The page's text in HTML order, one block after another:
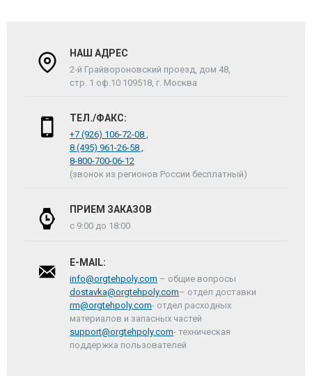
НАШ АДРЕС
2-й Грайвороновский проезд, дом 48,
стр. 1 оф.10 109518, г. Москва
ТЕЛ./ФАКС:
+7 (926) 106-72-08 ,
8 (495) 961-26-58 ,
8-800-700-06-12
(звонок из регионов России бесплатный)
ПРИЕМ ЗАКАЗОВ
с 9:00 до 18:00
E-MAIL:
info@orgtehpoly.com – общие вопросы
dostavka@orgtehpoly.com– отдел доставки
rm@orgtehpoly.com- отдел расходных
материалов и запасных частей
support@orgtehpoly.com- техническая
поддержка пользователей